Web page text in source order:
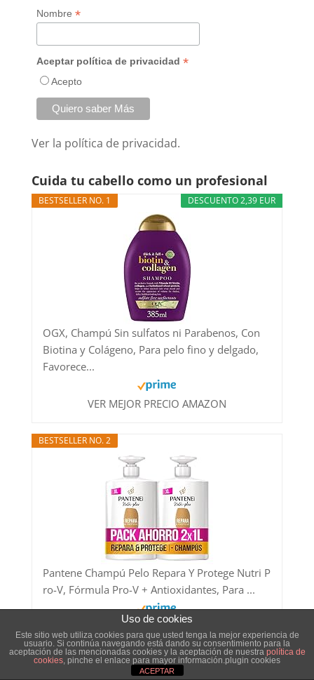
Nombre*
Aceptar política de privacidad*
Acepto
Ver la política de privacidad.
Cuida tu cabello como un profesional
DESCUENTO 2,39 EUR
BESTSELLER NO. 1
OGX, Champú Sin sulfatos ni Parabenos, Con
Biotina y Colágeno, Para pelo fino y delgado,
Favorece...
VER MEJOR PRECIO AMAZON
BESTSELLER NO. 2
Pantene Champú Pelo Repara Y Protege Nutri P
ro-V, Fórmula Pro-V + Antioxidantes, Para ...
VER MEJOR PRECIO AMAZON
DESCUENTO 9,51 EUR
BESTSELLER NO. 3
Uso de cookies
Este sitio web utiliza cookies para que usted tenga la mejor experiencia de
usuario. Si continúa navegando está dando su consentimiento para la
aceptación de las mencionadas cookies y la aceptación de nuestra política de
cookies, pinche el enlace para mayor información.plugin cookies
ACEPTAR